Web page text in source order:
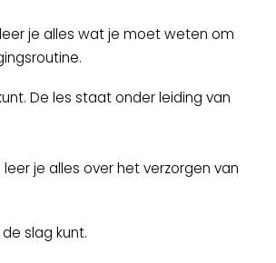
je alles wat je moet weten om
De les staat onder leiding van
leer je alles over het verzorgen van
slag kunt.